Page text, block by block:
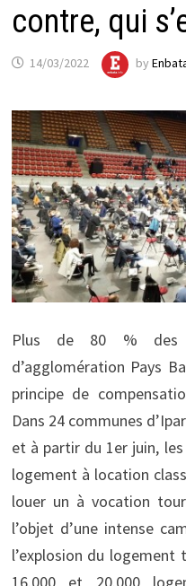
contre, qui
14/03/2022 by
Plus de 80 % des
d’agglomération Pays
principe de
Dans 24 communes
et à partir du 1er juin,
logement à location
louer un à vocation
l’objet d’une intense
l’explosion du